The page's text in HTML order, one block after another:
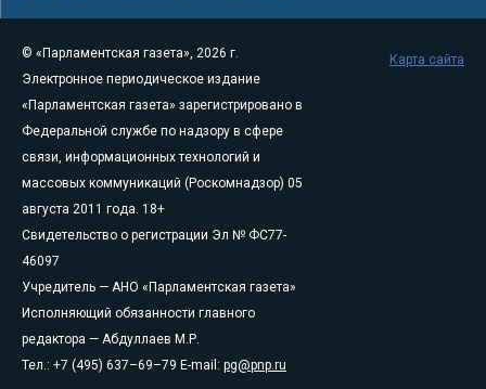
© «Парламентская газета», 2026 г.
Электронное периодическое издание
«Парламентская газета» зарегистрировано в
Федеральной службе по надзору в сфере
связи, информационных технологий и
массовых коммуникаций (Роскомнадзор) 05
августа 2011 года. 18+
Свидетельство о регистрации Эл № ФС77-
46097
Учредитель — АНО «Парламентская газета»
Исполняющий обязанности главного
редактора — Абдуллаев М.Р.
Тел.: +7 (495) 637–69–79 E-mail: pg@pnp.ru
Карта сайта